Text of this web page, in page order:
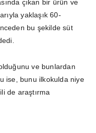
çıkan bir ürün ve
yaklaşık 60-
bu şekilde süt
ve bunlardan
ise, bunu ilkokulda niye
de araştırma